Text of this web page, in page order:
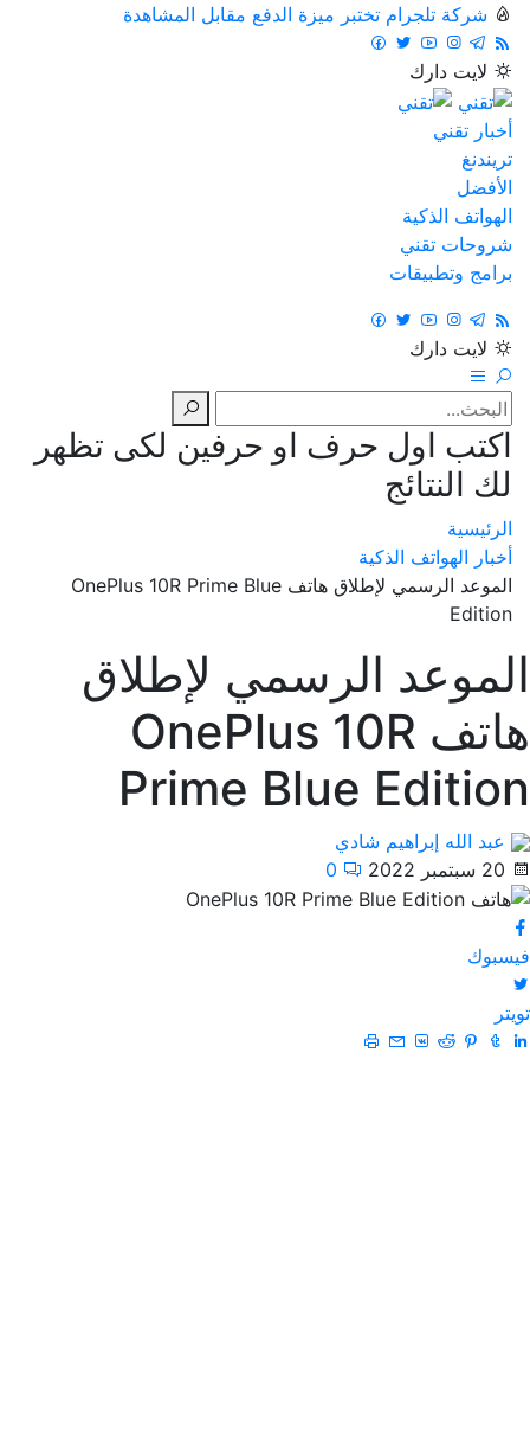
شركة تلجرام تختبر ميزة الدفع مقابل المشاهدة
لايت دارك
أخبار تقني
تريندنغ
الأفضل
الهواتف الذكية
شروحات تقني
برامج وتطبيقات
لايت دارك
اكتب اول حرف او حرفين لكى تظهر
لك النتائج
الرئيسية
أخبار الهواتف الذكية
الموعد الرسمي لإطلاق هاتف OnePlus 10R Prime Blue
Edition
الموعد الرسمي لإطلاق
هاتف OnePlus 10R
Prime Blue Edition
عبد الله إبراهيم شادي
20 سبتمبر 2022
0
فيسبوك
تويتر